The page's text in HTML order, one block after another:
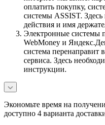
оплатить покупку,
системы ASSIST.
действия и имя
Электронные системы
WebMoney и
система перенаправит
сервиса. Здесь
инструкции.
Экономьте время на
доступно 4 варианта